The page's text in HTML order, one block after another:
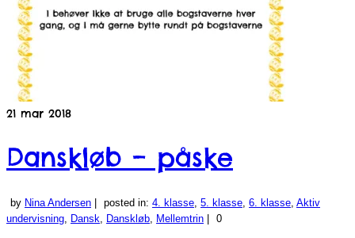
21 mar 2018
Danskløb – påske
by Nina Andersen | posted in: 4. klasse 5. klasse 6. klasse Aktiv
undervisning Dansk Danskløb Mellemtrin | 0